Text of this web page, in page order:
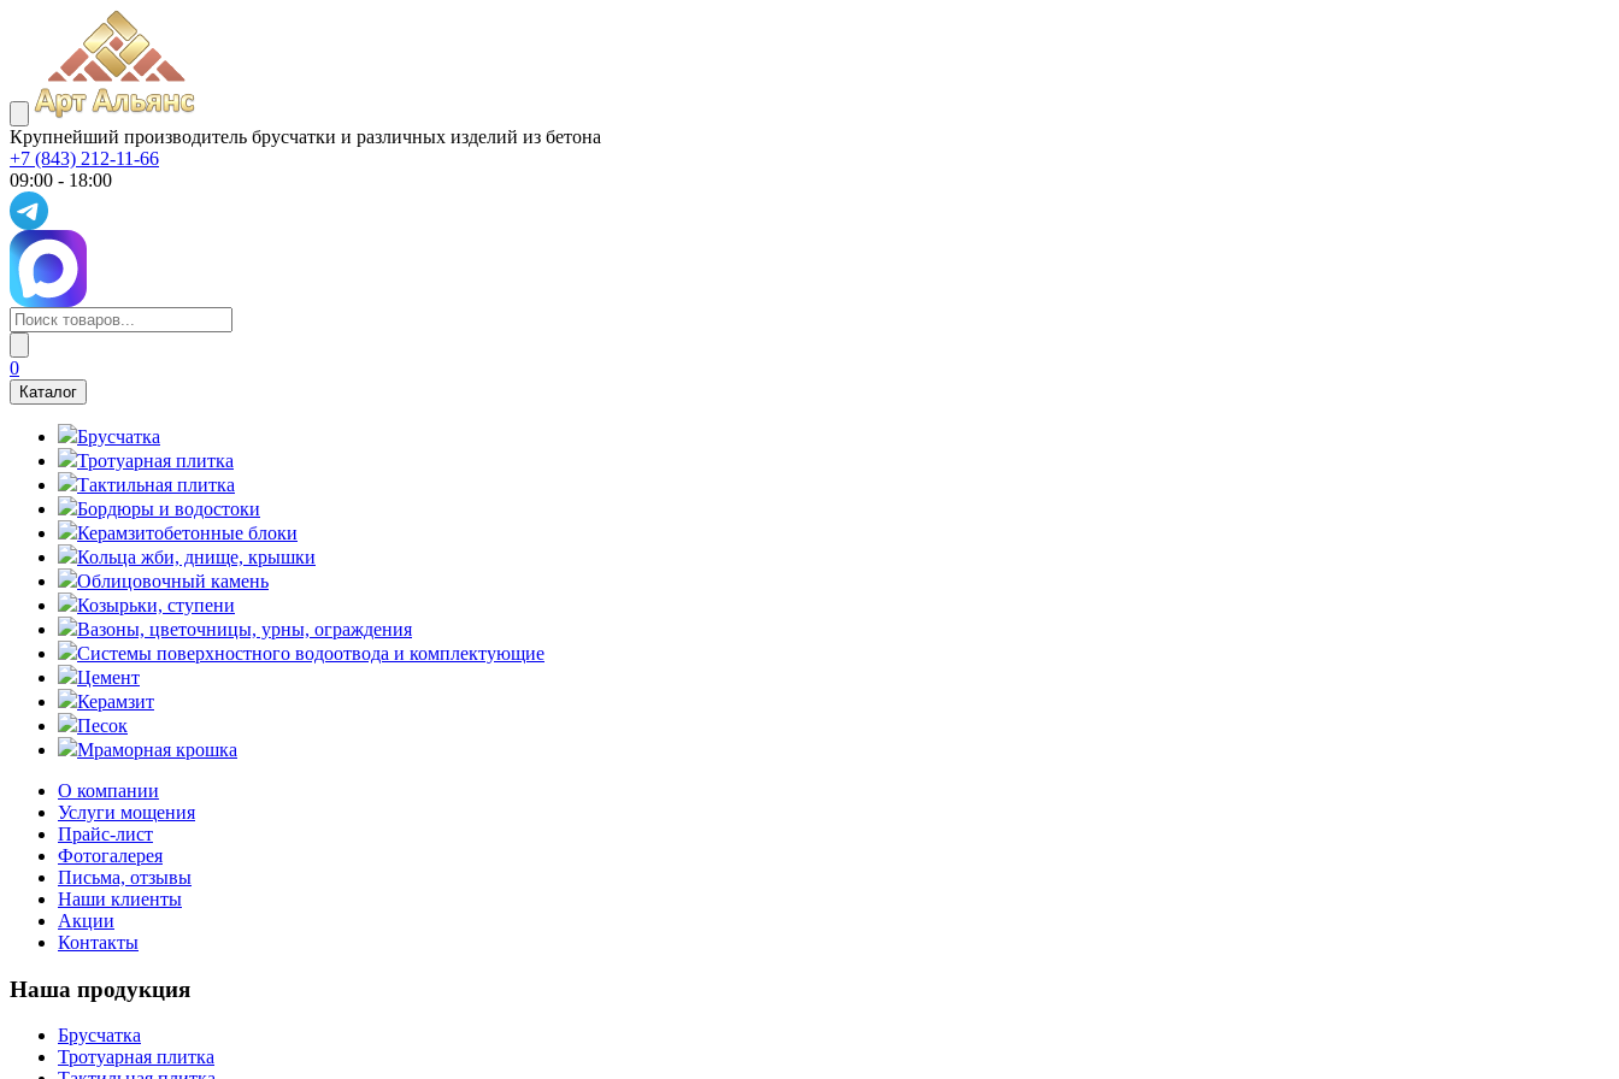
Крупнейший производитель брусчатки и различных изделий из бетона
+7 (843) 212-11-66
09:00 - 18:00
0
Каталог
Брусчатка
Тротуарная плитка
Тактильная плитка
Бордюры и водостоки
Керамзитобетонные блоки
Кольца жби, днище, крышки
Облицовочный камень
Козырьки, ступени
Вазоны, цветочницы, урны, ограждения
Системы поверхностного водоотвода и комплектующие
Цемент
Керамзит
Песок
Мраморная крошка
О компании
Услуги мощения
Прайс-лист
Фотогалерея
Письма, отзывы
Наши клиенты
Акции
Контакты
Наша продукция
Брусчатка
Тротуарная плитка